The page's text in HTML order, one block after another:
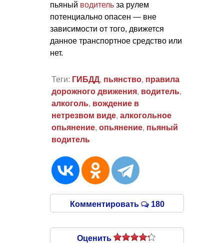
пьяный водитель за рулем
потенциально опасен — вне
зависимости от того, движется
данное транспортное средство или
нет.
Теги: ГИБДД, пьянство, правила
дорожного движения, водитель,
алкоголь, вождение в
нетрезвом виде, алкогольное
опьянение, опьянение, пьяный
водитель
Комментировать 180
Оценить